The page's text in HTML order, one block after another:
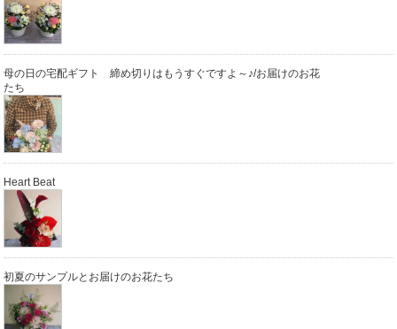
母の日の宅配ギフト 締め切りはもうすぐですよ～♪/お届けのお花
たち
Heart Beat
初夏のサンプルとお届けのお花たち